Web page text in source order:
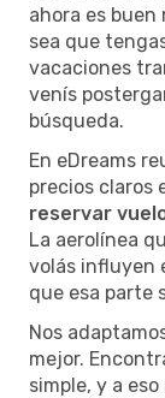
ahora es buen
sea que
vacaciones
venís
búsqueda.
En eDreams
precios claros
reservar
La aerolínea
volás influyen
que esa parte
Nos
mejor.
simple, y a